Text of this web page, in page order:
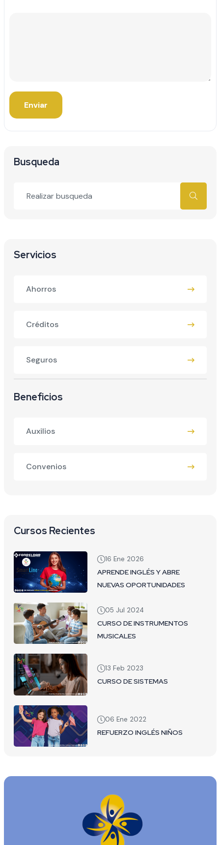
Enviar
Busqueda
Servicios
Ahorros
Créditos
Seguros
Beneficios
Auxilios
Convenios
Cursos Recientes
16 Ene 2026
APRENDE INGLÉS Y ABRE
NUEVAS OPORTUNIDADES
05 Jul 2024
CURSO DE INSTRUMENTOS
MUSICALES
13 Feb 2023
CURSO DE SISTEMAS
06 Ene 2022
REFUERZO INGLÉS NIÑOS